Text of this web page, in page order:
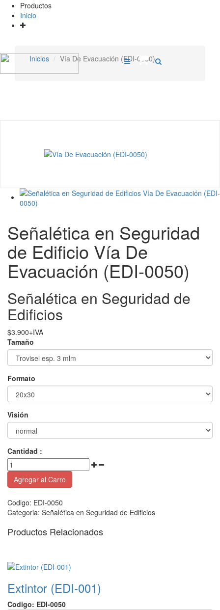
Productos
Inicio
Inicios Vía De Evacuación (EDI-0050)
Señalética en Seguridad
de Edificio Vía De
Evacuación (EDI-0050)
Señalética en Seguridad de
Edificios
$3.900+IVA
Tamaño
Formato
Visión
Cantidad :
Agregar al Carro
Codigo: EDI-0050
Categoria: Señalética en Seguridad de Edificios
Productos Relacionados
Extintor (EDI-001)
Codigo: EDI-0050